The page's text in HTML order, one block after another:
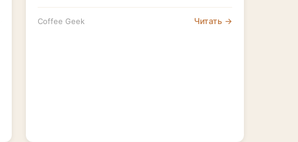
Coffee Geek Читать →